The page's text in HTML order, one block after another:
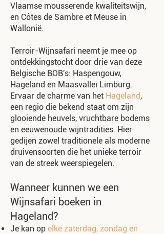
Vlaamse mousserende kwaliteitswijn,
en Côtes de Sambre et Meuse in
Wallonië.
Terroir-Wijnsafari neemt je mee op
ontdekkingstocht door drie van deze
Belgische BOB's: Haspengouw,
Hageland en Maasvallei Limburg.
Ervaar de charme van het Hageland,
een regio die bekend staat om zijn
glooiende heuvels, vruchtbare bodems
en eeuwenoude wijntradities. Hier
gedijen zowel traditionele als moderne
druivensoorten die het unieke terroir
van de streek weerspiegelen.
Wanneer kunnen we een
Wijnsafari boeken in
Hageland?
Je kan op elke zaterdag, zondag en